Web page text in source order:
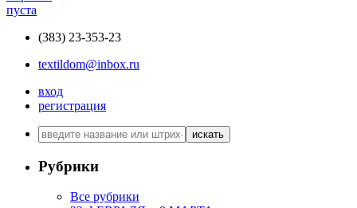
пуста
(383) 23-353-23
textildom@inbox.ru
вход
регистрация
искать
Рубрики
Все рубрики